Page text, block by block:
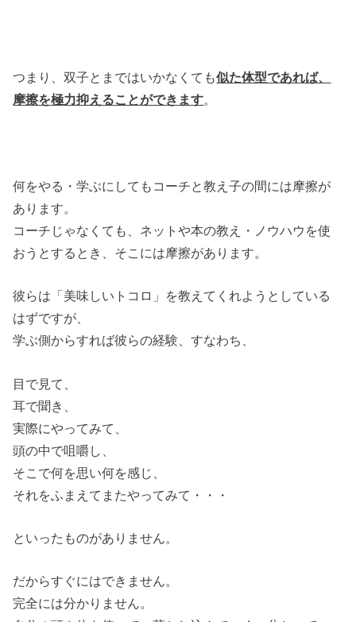
つまり、双子とまではいかなくても似た体型であれば、
摩擦を極力抑えることができます。
何をやる・学ぶにしてもコーチと教え子の間には摩擦が
あります。
コーチじゃなくても、ネットや本の教え・ノウハウを使
おうとするとき、そこには摩擦があります。
彼らは「美味しいトコロ」を教えてくれようとしている
はずですが、
学ぶ側からすれば彼らの経験、すなわち、
目で見て、
耳で聞き、
実際にやってみて、
頭の中で咀嚼し、
そこで何を思い何を感じ、
それをふまえてまたやってみて・・・
といったものがありません。
だからすぐにはできません。
完全には分かりません。